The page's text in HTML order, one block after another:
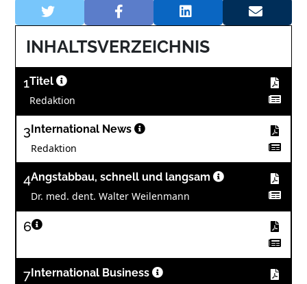
INHALTSVERZEICHNIS
1Titel
Redaktion
3 International News
Redaktion
4Angstabbau, schnell und langsam
Dr. med. dent. Walter Weilenmann
6
7 International Business